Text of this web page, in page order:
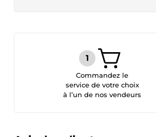
Commandez le
service de votre choix
à l’un de nos vendeurs